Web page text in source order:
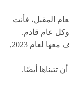
المقبل، فأنت
فقط تأكد من أن كل حملة تسويقية رقمية تتكيف معها لعام 2023,
تتبناها أيضًا.